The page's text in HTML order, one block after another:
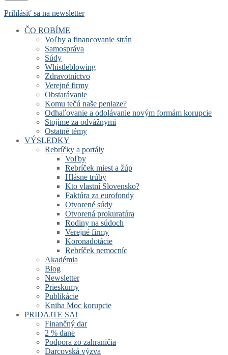
Prihlásiť sa na newsletter
ČO ROBÍME
Voľby a financovanie strán
Samospráva
Súdy
Whistleblowing
Zdravotníctvo
Verejné firmy
Obstarávanie
Komu tečú naše peniaze?
Odhaľovanie a odolávanie novým formám korupcie
Stojíme za odvážnymi
Ostatné témy
VÝSLEDKY
Rebríčky a portály
Voľby
Rebríček miest a žúp
Hlásne trúby
Kto vlastní Slovensko?
Faktúra za eurofondy
Otvorené súdy
Otvorená prokuratúra
Rodiny na súdoch
Verejné firmy
Koronadotácie
Rebríček nemocníc
Akadémia
Blog
Newsletter
Prieskumy
Publikácie
Kniha Moc korupcie
PRIDAJTE SA!
Finančný dar
2 % dane
Podpora zo zahraničia
Darcovská výzva